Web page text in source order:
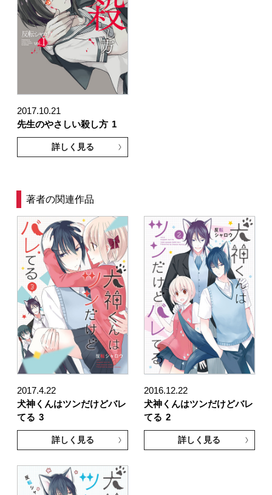
2017.10.21
先生のやさしい殺し方 1
詳しく見る
著者の関連作品
2017.4.22
犬神くんはツンだけどバレ
てる 3
詳しく見る
2016.12.22
犬神くんはツンだけどバレ
てる 2
詳しく見る